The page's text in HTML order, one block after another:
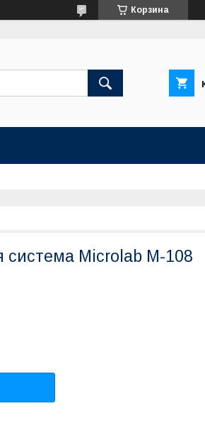
Корзина
система Microlab M-108